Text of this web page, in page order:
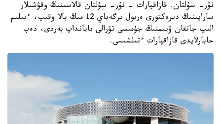
نۇر- سۇلتان. قازاقپارات - نۇر- سۇلتان قالاسىنىڭ وقۋشىلار
سارايىنىڭ ديرەكتورى ەربول ىرگەباي 12 مىڭ بالا وقىپ، ءبىلىم
الىپ جاتقان ۇيىمنىڭ جۇمىسى تۋرالى بايانداپ بەردى، دەپ
حابارلايدى قازاقپارات ءتىلشىسى.